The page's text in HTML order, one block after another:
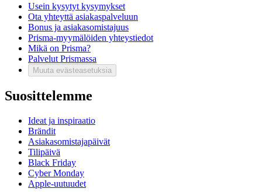
Usein kysytyt kysymykset
Ota yhteyttä asiakaspalveluun
Bonus ja asiakasomistajuus
Prisma-myymälöiden yhteystiedot
Mikä on Prisma?
Palvelut Prismassa
Muuta evästeasetuksia
Suosittelemme
Ideat ja inspiraatio
Brändit
Asiakasomistajapäivät
Tilipäivä
Black Friday
Cyber Monday
Apple-uutuudet